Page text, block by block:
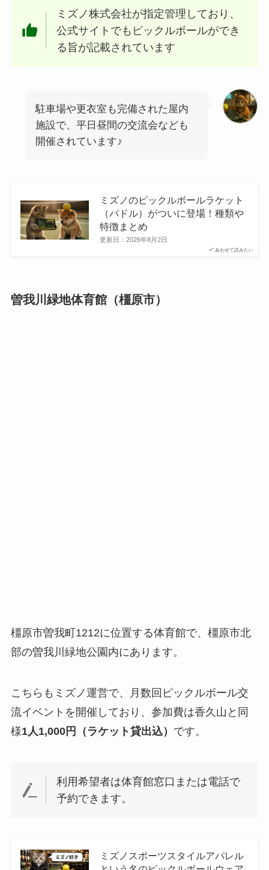
ミズノ株式会社が指定管理しており、
公式サイトでもピックルボールができ
る旨が記載されています
駐車場や更衣室も完備された屋内
施設で、平日昼間の交流会なども
開催されています♪
あわせて読みたい
ミズノのピックルボールラケット
（パドル）がついに登場！種類や
特徴まとめ
更新日： 2026年8月2日
曽我川緑地体育館（橿原市）
橿原市曽我町1212に位置する体育館で、橿原市北
部の曽我川緑地公園内にあります。
こちらもミズノ運営で、月数回ピックルボール交
流イベントを開催しており、参加費は香久山と同
様1人1,000円（ラケット貸出込） です。
利用希望者は体育館窓口または電話で
予約できます。
ミズノスポーツスタイルアパレル